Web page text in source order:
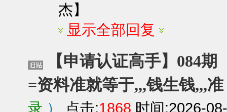
杰】
显示全部回复
【申请认证高手】084
=资料准就等于,,,钱生钱,,,
录 ） 点击:1868 时间:2026-